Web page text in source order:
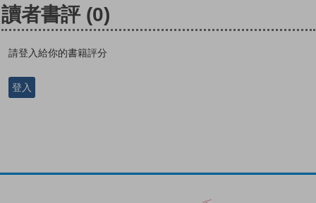
讀者書評 (0)
請登入給你的書籍評分
登入